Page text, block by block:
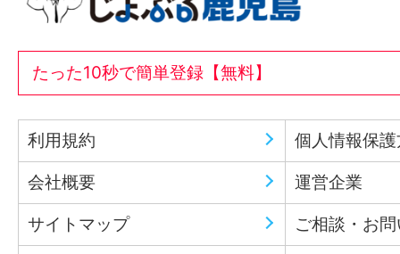
たった10秒で簡単登録【無料】
利用規約 個人情報保
会社概要 運営企業
サイトマップ ご相談・お